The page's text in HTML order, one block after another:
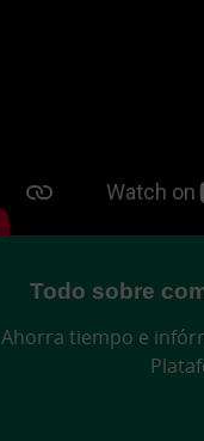
Todo sobre
Ahorra tiempo e